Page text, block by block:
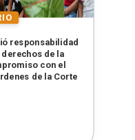
responsabilidad
de la
con el
de la Corte